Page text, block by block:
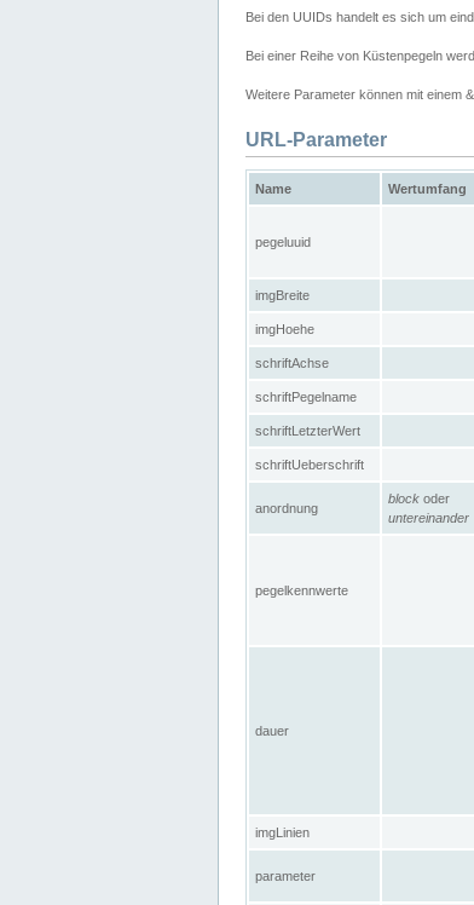
Bei den UUIDs handelt es sich um
Bei einer Reihe von Küstenpegeln
Weitere Parameter können mit einem
URL-Parameter
Name Wertumfang
pegeluuid
imgBreite
imgHoehe
schriftAchse
schriftPegelname
schriftLetzterWert
schriftUeberschrift
anordnung
block oder
untereinander
pegelkennwerte
dauer
imgLinien
parameter